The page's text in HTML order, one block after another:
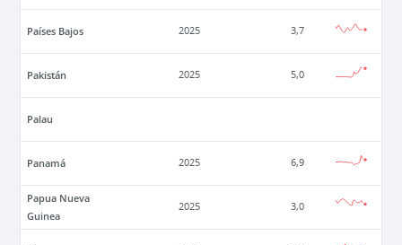
Países Bajos 2025 3,7
Pakistán 2025 5,0
Palau
Panamá 2025 6,9
Papua Nueva
Guinea
2025 3,0